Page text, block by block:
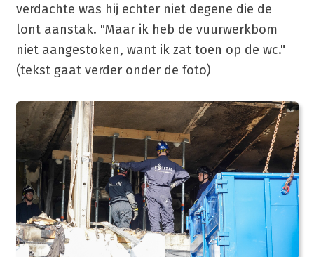
verdachte was hij echter niet degene die de
lont aanstak. "Maar ik heb de vuurwerkbom
niet aangestoken, want ik zat toen op de wc."
(tekst gaat verder onder de foto)